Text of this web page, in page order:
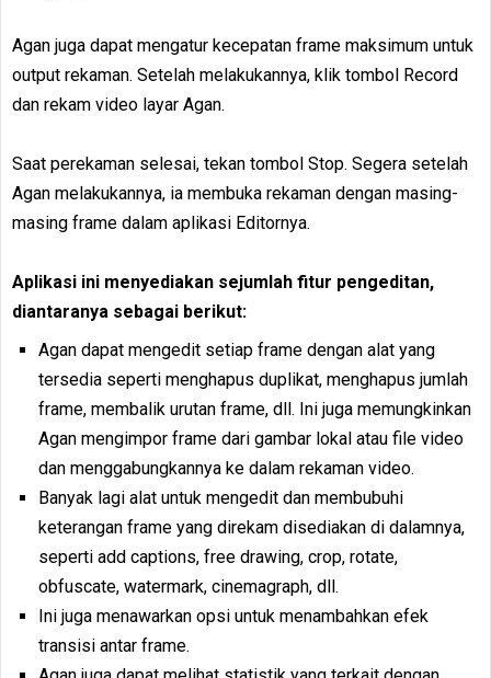
Agan juga dapat mengatur kecepatan frame maksimum untuk
output rekaman. Setelah melakukannya, klik tombol Record
dan rekam video layar Agan.
Saat perekaman selesai, tekan tombol Stop. Segera setelah
Agan melakukannya, ia membuka rekaman dengan masing-
masing frame dalam aplikasi Editornya.
Aplikasi ini menyediakan sejumlah fitur pengeditan,
diantaranya sebagai berikut:
Agan dapat mengedit setiap frame dengan alat yang
tersedia seperti menghapus duplikat, menghapus jumlah
frame, membalik urutan frame, dll. Ini juga memungkinkan
Agan mengimpor frame dari gambar lokal atau file video
dan menggabungkannya ke dalam rekaman video.
Banyak lagi alat untuk mengedit dan membubuhi
keterangan frame yang direkam disediakan di dalamnya,
seperti add captions, free drawing, crop, rotate,
obfuscate, watermark, cinemagraph, dll.
Ini juga menawarkan opsi untuk menambahkan efek
transisi antar frame.